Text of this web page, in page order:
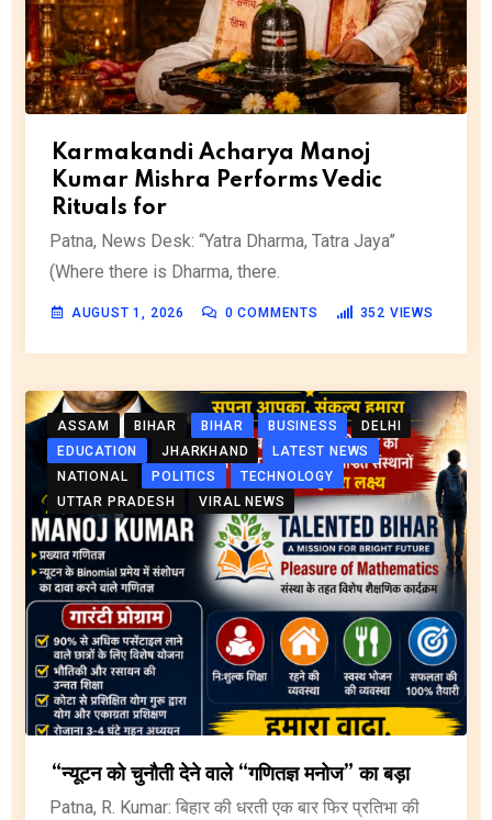
Karmakandi Acharya Manoj
Kumar Mishra Performs Vedic
Rituals for
Patna, News Desk: “Yatra Dharma, Tatra Jaya”
(Where there is Dharma, there.
AUGUST 1, 2026 0 COMMENTS 352 VIEWS
ASSAM BIHAR BIHAR BUSINESS
DELHI
EDUCATION
JHARKHAND
LATEST NEWS
NATIONAL
POLITICS
TECHNOLOGY
UTTAR PRADESH
VIRAL NEWS
“न्यूटन को चुनौती देने वाले “गणितज्ञ मनोज” का बड़ा
Patna, R. Kumar: बिहार की धरती एक बार फिर प्रतिभा की